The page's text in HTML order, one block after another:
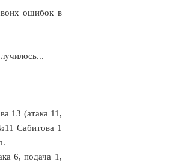
ошибок в
13 (атака 11,
Сабитова 1
6, подача 1,